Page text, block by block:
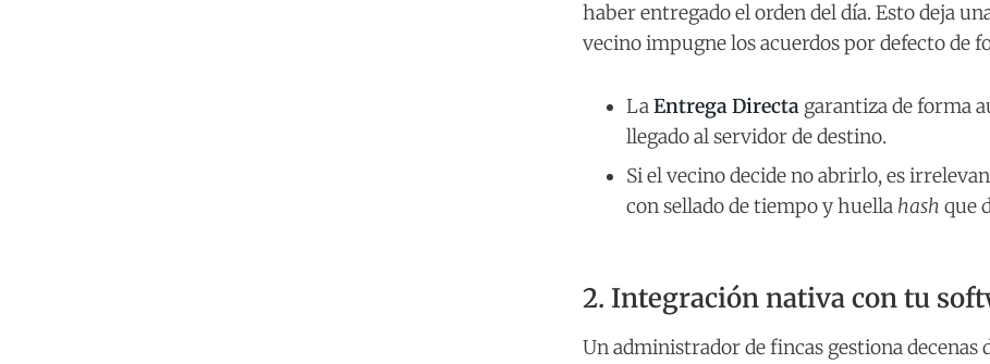
haber entregado el orden del día. Esto deja
vecino impugne los acuerdos por defecto de
LaEntrega Directagarantiza de forma
llegado al servidor de destino.
Si el vecino decide no abrirlo, es
con sellado de tiempo y huella hash que
2. Integración nativa con tu
Un administrador de fincas gestiona